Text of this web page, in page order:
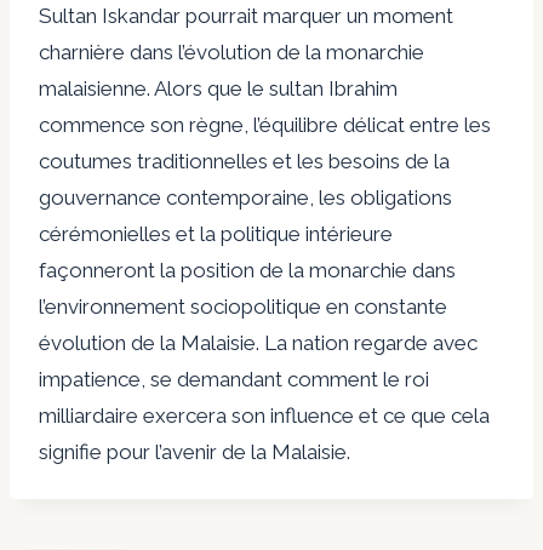
Sultan Iskandar pourrait marquer un moment
charnière dans l’évolution de la monarchie
malaisienne. Alors que le sultan Ibrahim
commence son règne, l’équilibre délicat entre les
coutumes traditionnelles et les besoins de la
gouvernance contemporaine, les obligations
cérémonielles et la politique intérieure
façonneront la position de la monarchie dans
l’environnement sociopolitique en constante
évolution de la Malaisie. La nation regarde avec
impatience, se demandant comment le roi
milliardaire exercera son influence et ce que cela
signifie pour l’avenir de la Malaisie.